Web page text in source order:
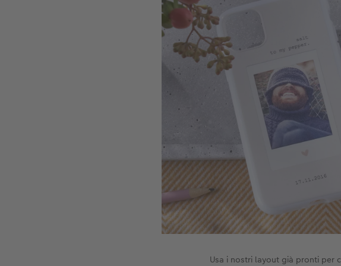
Usa i nostri layout già pronti per